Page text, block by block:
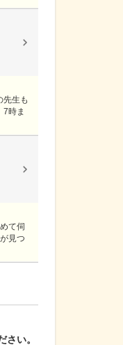
さい。
先生も
7時ま
て伺
見つ